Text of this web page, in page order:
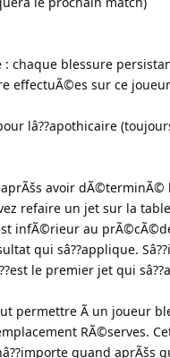
: chaque blessure
effectuÃ©es sur ce
lâ??apothicaire
avoir dÃ©terminÃ©
refaire un jet sur la
infÃ©rieur au
qui sâ??applique.
le premier jet qui
permettre Ã un joueur
RÃ©serves.
quand aprÃšs